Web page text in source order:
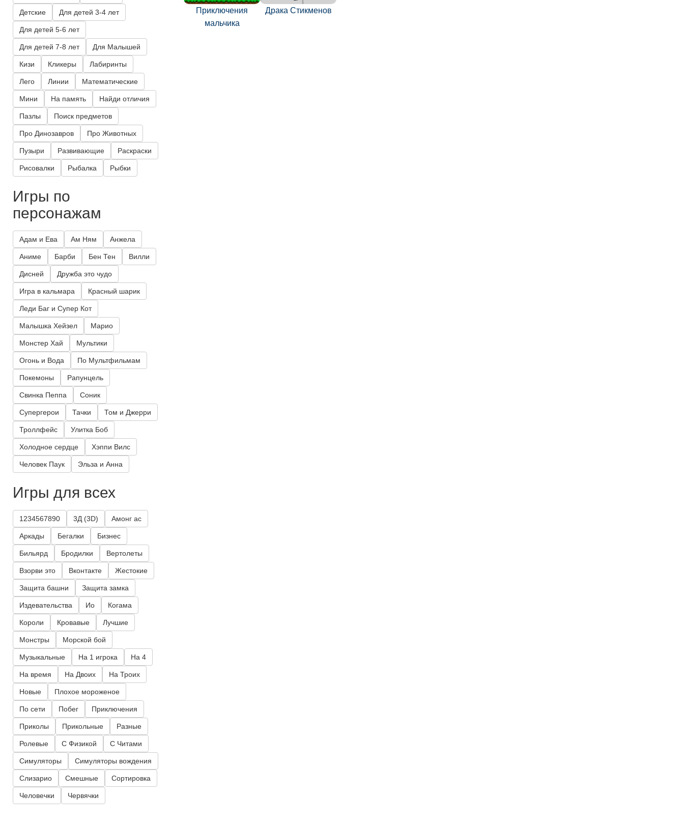
Приключения
мальчика
Драка Стикменов
Детские Для детей 3-4 лет
Для детей 5-6 лет
Для детей 7-8 лет Для Малышей
Кизи Кликеры Лабиринты
Лего Линии Математические
Мини На память Найди отличия
Пазлы Поиск предметов
Про Динозавров Про Животных
Пузыри Развивающие Раскраски
Рисовалки Рыбалка Рыбки
Игры по
персонажам
Адам и Ева Ам Ням Анжела
Аниме Барби Бен Тен Вилли
Дисней Дружба это чудо
Игра в кальмара Красный шарик
Леди Баг и Супер Кот
Малышка Хейзел Марио
Монстер Хай Мультики
Огонь и Вода По Мультфильмам
Покемоны Рапунцель
Свинка Пеппа Соник
Супергерои Тачки Том и Джерри
Троллфейс Улитка Боб
Холодное сердце Хэппи Вилс
Человек Паук Эльза и Анна
Игры для всех
1234567890 3Д (3D) Амонг ас
Аркады Бегалки Бизнес
Бильярд Бродилки Вертолеты
Взорви это Вконтакте Жестокие
Защита башни Защита замка
Издевательства Ио Когама
Короли Кровавые Лучшие
Монстры Морской бой
Музыкальные На 1 игрока На 4
На время На Двоих На Троих
Новые Плохое мороженое
По сети Побег Приключения
Приколы Прикольные Разные
Ролевые С Физикой С Читами
Симуляторы Симуляторы вождения
Слизарио Смешные Сортировка
Человечки Червячки